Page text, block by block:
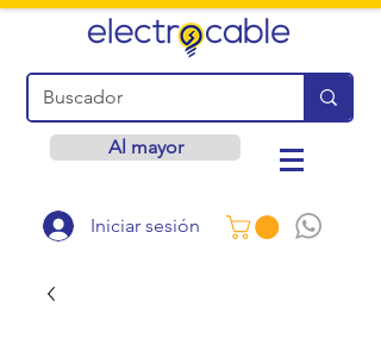
Al mayor
Iniciar sesión